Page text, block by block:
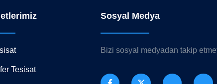
Tesisat
Sosyal Medya
Bizi sosyal medyadan takip